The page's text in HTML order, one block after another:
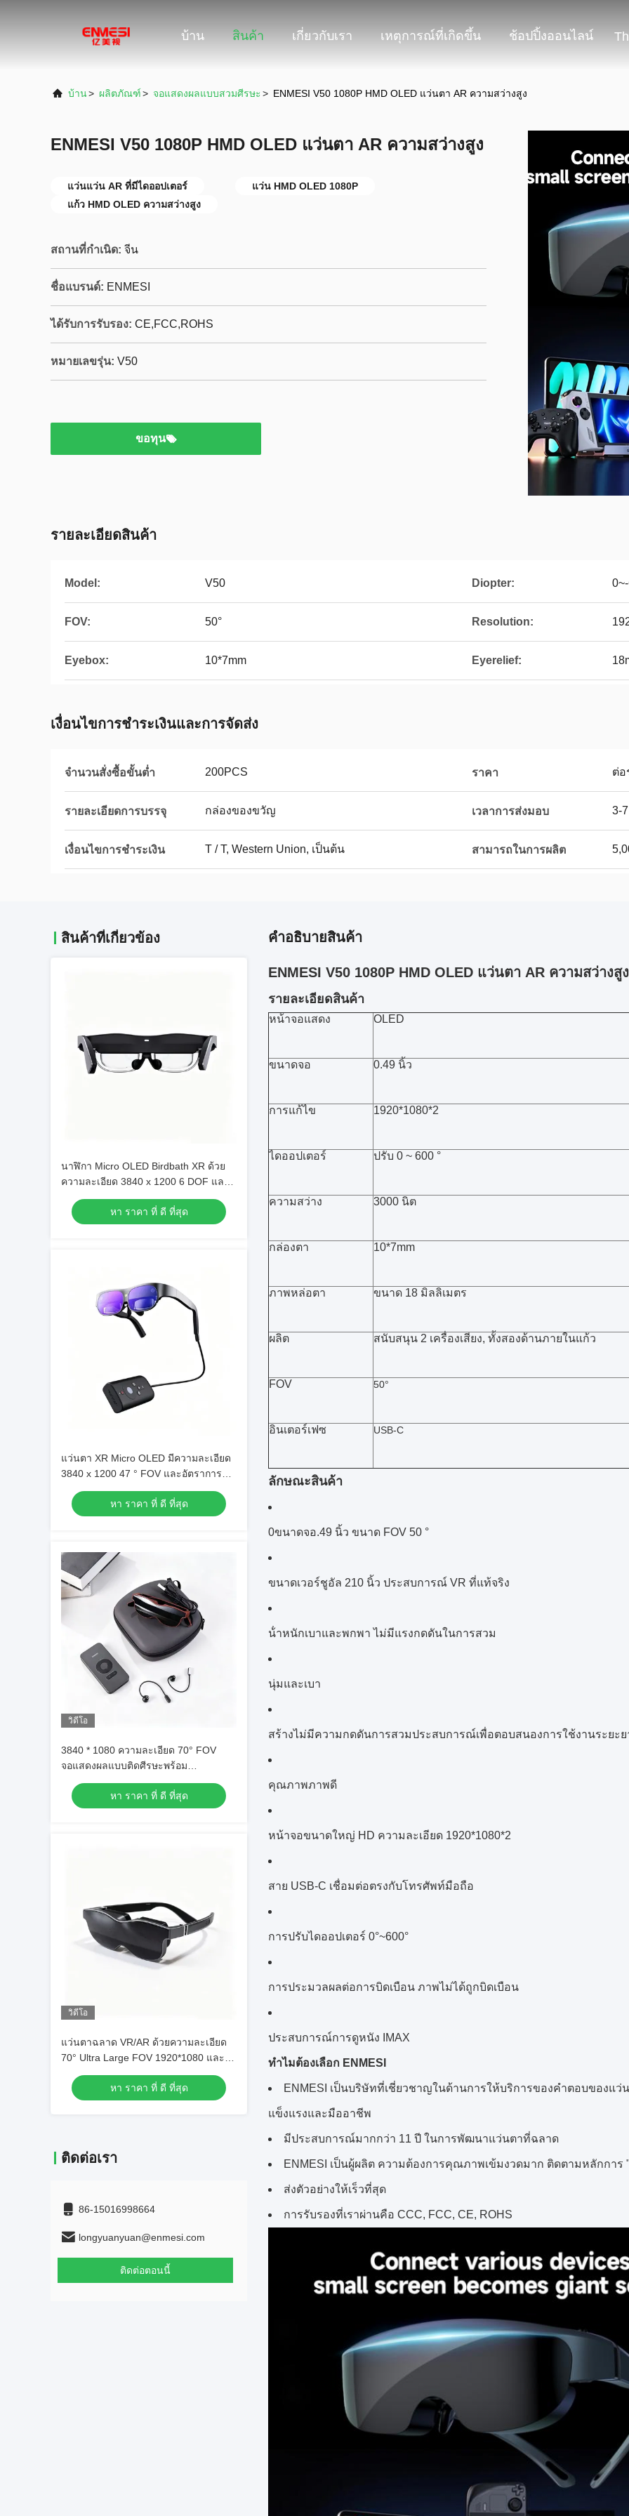
บ้าน สินค้า เกี่ยวกับเรา เหตุการณ์ที่เกิดขึ้น ช้อปปิ้งออนไลน์
บ้าน> ผลิตภัณฑ์> จอแสดงผลแบบสวมศีรษะ> ENMESI V50 1080P HMD OLED แว่นตา AR ความสว่างสูง
ENMESI V50 1080P HMD OLED แว่นตา AR ความสว่างสูง
แว่นแว่น AR ที่มีไดออปเตอร์
แว่น HMD OLED 1080P
แก้ว HMD OLED ความสว่างสูง
สถานที่กำเนิด: จีน
ชื่อแบรนด์: ENMESI
ได้รับการรับรอง: CE,FCC,ROHS
หมายเลขรุ่น: V50
ขอทุน
รายละเอียดสินค้า
Model: V50 Diopter:
FOV: 50° Resolution:
Eyebox: 10*7mm Eyerelief:
เงื่อนไขการชําระเงินและการจัดส่ง
จำนวนสั่งซื้อขั้นต่ำ 200PCS ราคา ต่อ
รายละเอียดการบรรจุ กล่องของขวัญ เวลาการส่งมอบ 3-
เงื่อนไขการชำระเงิน T / T, Western Union, เป็นต้น สามารถในการผลิต
สินค้าที่เกี่ยวข้อง
นาฬิกา Micro OLED Birdbath XR ด้วย
ความละเอียด 3840 x 1200 6 DOF และ
ระบบปฏิบัติการ Android
หา ราคา ที่ ดี ที่สุด
แว่นตา XR Micro OLED มีความละเอียด
3840 x 1200 47 ° FOV และอัตราการอัพ
ฟรี 90Hz
หา ราคา ที่ ดี ที่สุด
วิดีโอ
3840 * 1080 ความละเอียด 70° FOV
จอแสดงผลแบบติดศีรษะพร้อม
+2.0D~-6.0D ไดออปเตอร์ - แว่นตา
อัจฉริยะ ARหา ราคา ที่ ดี ที่สุด
วิดีโอ
แว่นตาฉลาด VR/AR ด้วยความละเอียด
70° Ultra Large FOV 1920*1080 และ
ความเชื่อมต่อ USB-C
หา ราคา ที่ ดี ที่สุด
ติดต่อเรา
86-15016998664
longyuanyuan@enmesi.com
ติดต่อตอนนี้
คําอธิบายสินค้า
ENMESI V50 1080P HMD OLED แว่นตา AR ความสว่าง
รายละเอียดสินค้า
หน้าจอแสดง OLED
ขนาดจอ 0.49 นิ้ว
การแก้ไข 1920*1080*2
ไดออปเตอร์ ปรับ 0 ~ 600 °
ความสว่าง 3000 นิต
กล่องตา 10*7mm
ภาพหล่อตา ขนาด 18 มิลลิเมตร
ผลิต สนับสนุน 2 เครื่องเสียง, ทั้งสองด้านภายในแก้ว
FOV 50°
อินเตอร์เฟซ USB-C
ลักษณะสินค้า
0ขนาดจอ.49 นิ้ว ขนาด FOV 50 °
ขนาดเวอร์ชูอัล 210 นิ้ว ประสบการณ์ VR ที่แท้จริง
น้ําหนักเบาและพกพา ไม่มีแรงกดดันในการสวม
นุ่มและเบา
สร้างไม่มีความกดดันการสวมประสบการณ์เพื่อตอบสนองการใช้งานระยะย
คุณภาพภาพดี
หน้าจอขนาดใหญ่ HD ความละเอียด 1920*1080*2
สาย USB-C เชื่อมต่อตรงกับโทรศัพท์มือถือ
การปรับไดออปเตอร์ 0°~600°
การประมวลผลต่อการบิดเบือน ภาพไม่ได้ถูกบิดเบือน
ประสบการณ์การดูหนัง IMAX
ทําไมต้องเลือก ENMESI
ENMESI เป็นบริษัทที่เชี่ยวชาญในด้านการให้บริการของคําตอบของ
แข็งแรงและมืออาชีพ
มีประสบการณ์มากกว่า 11 ปี ในการพัฒนาแว่นตาที่ฉลาด
ENMESI เป็นผู้ผลิต ความต้องการคุณภาพเข้มงวดมาก ติดตามหลักกา
ส่งตัวอย่างให้เร็วที่สุด
การรับรองที่เราผ่านคือ CCC, FCC, CE, ROHS